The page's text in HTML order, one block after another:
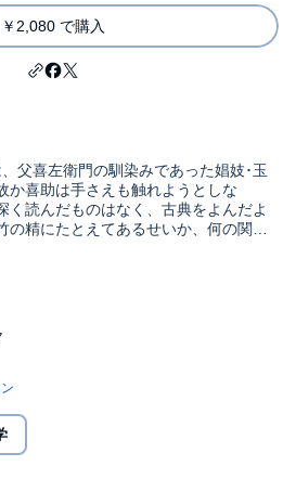
￥2,080 で購入
父喜左衛門の馴染みであった娼妓･玉
か喜助は手さえも触れようとしな
読んだものはなく、古典をよんだよ
の精にたとえてあるせいか、何の関係
が連想として浮かんでくる」谷崎潤一